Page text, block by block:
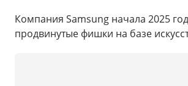
Компания Samsung начала 2025
продвинутые фишки на базе